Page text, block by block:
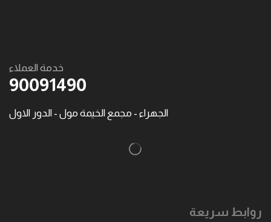
خدمة العملاء
90091490
الجهراء - مجمع الخيمة مول - الدور الاول
روابط سريعة